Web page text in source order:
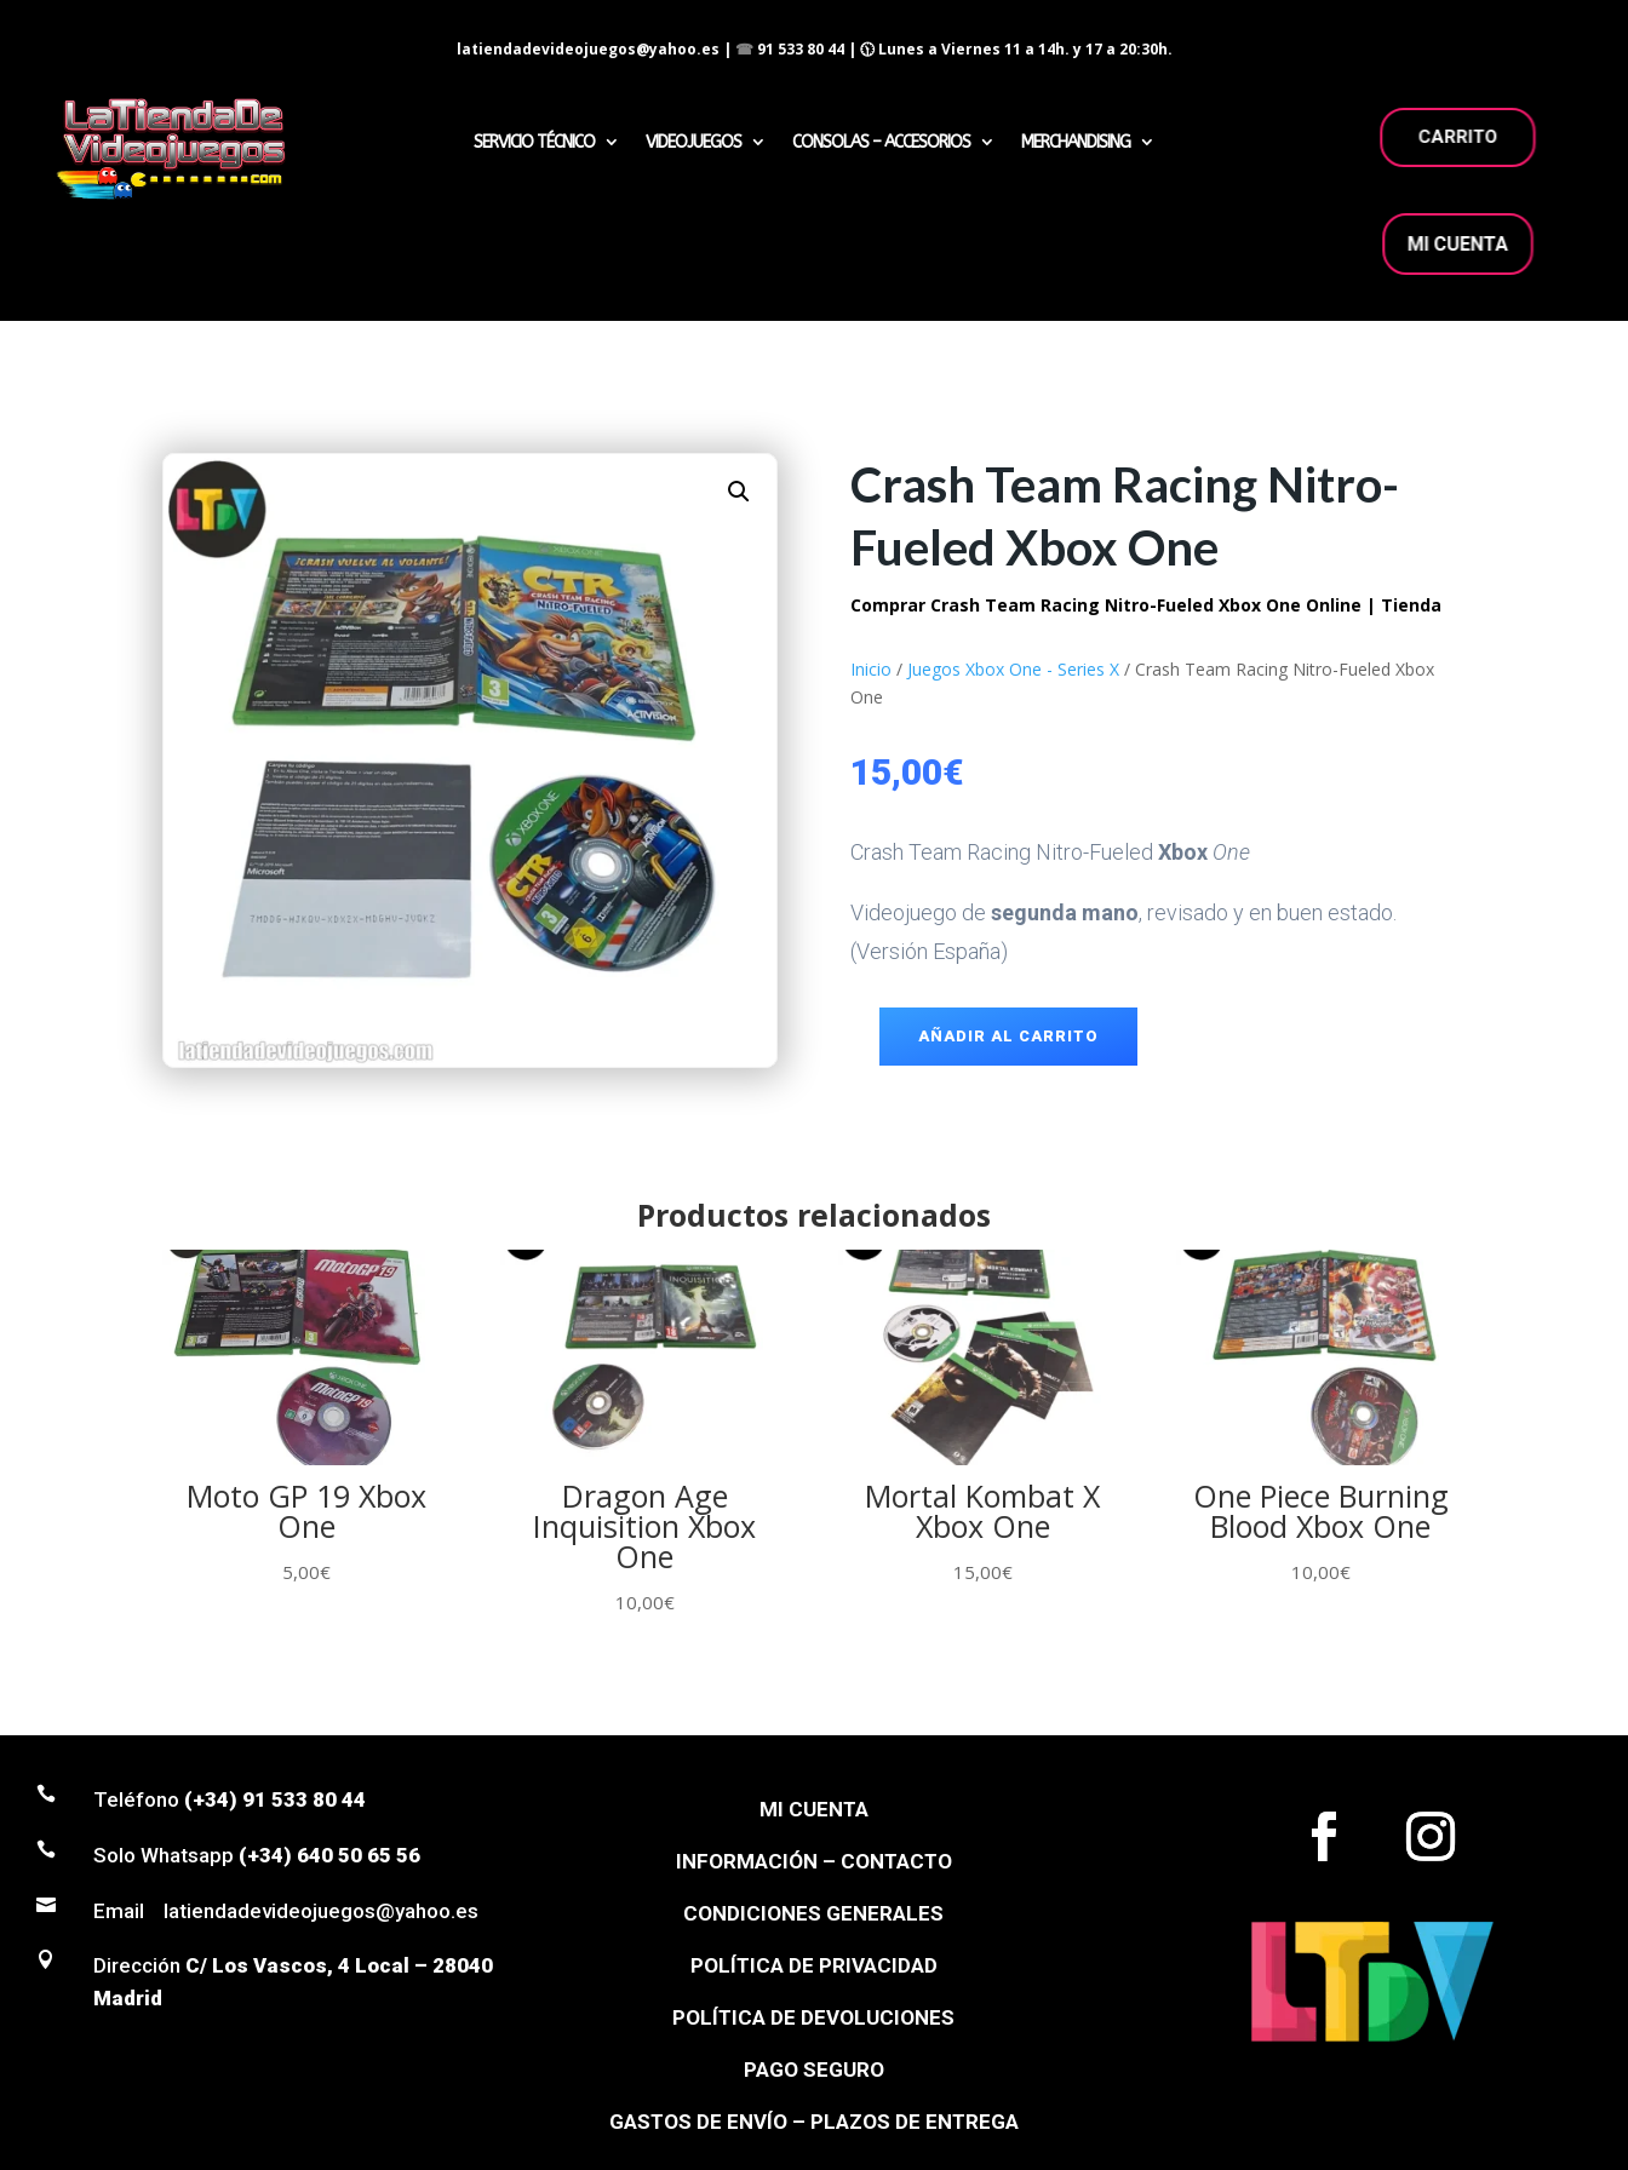
latiendadevideojuegos@yahoo.es | ☎ 91 533 80 44| 🕦 Lunes a Viernes 11 a 14h. y 17 a 20:30h.
SERVICIO TÉCNICO VIDEOJUEGOS CONSOLAS – ACCESORIOS MERCHANDISING CARRITO
MI CUENTA
Crash Team Racing Nitro-
Fueled Xbox One
Comprar Crash Team Racing Nitro-Fueled Xbox One Online | Tienda
Inicio / Juegos Xbox One - Series X/ Crash Team Racing Nitro-Fueled Xbox
One
15,00€
Crash Team Racing Nitro-Fueled XboxOne
Videojuego de segunda mano, revisado y en buen estado.
(Versión España)
One
AÑADIR AL CARRITO
Productos relacionados
Moto GP 19 Xbox
One
5,00€
Dragon Age
Inquisition Xbox
One
10,00€
Mortal Kombat X
Xbox One
15,00€
One Piece Burning
Blood Xbox One
10,00€
 Teléfono (+34) 91 533 80 44
 Solo Whatsapp (+34) 640 50 65 56
 Email latiendadevideojuegos@yahoo.es
 Dirección C/ Los Vascos, 4 Local – 28040
Madrid
MI CUENTA
INFORMACIÓN – CONTACTO
CONDICIONES GENERALES
POLÍTICA DE PRIVACIDAD
POLÍTICA DE DEVOLUCIONES
PAGO SEGURO
GASTOS DE ENVÍO – PLAZOS DE ENTREGA